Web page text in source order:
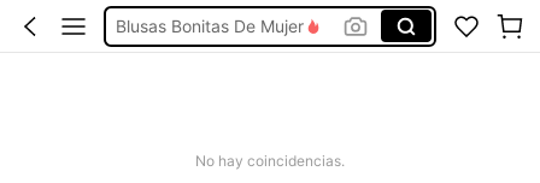
Blusas Bonitas De Mujer
No hay coincidencias.